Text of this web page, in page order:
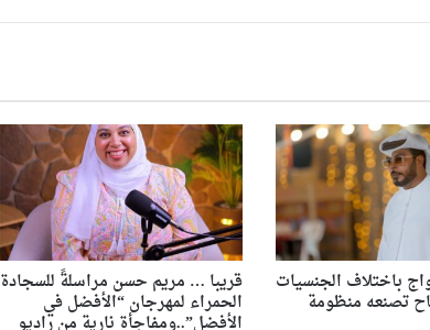
باختلاف الجنسيات
تصنعه منظومة
قريبا … مريم حسن مراسلةً للسجادة
الحمراء لمهرجان “الأفضل في